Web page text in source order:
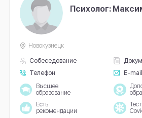
Психолог:
Собеседование
Телефон
E-mail
Новокузнецк
Высшее
образование
Есть
рекомендации